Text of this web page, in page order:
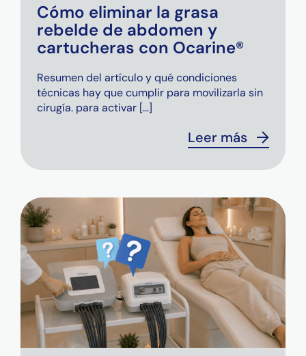
Cómo eliminar la grasa
rebelde de abdomen y
cartucheras con Ocarine®
Resumen del artículo y qué condiciones
técnicas hay que cumplir para movilizarla sin
cirugía. para activar [...]
Leer más